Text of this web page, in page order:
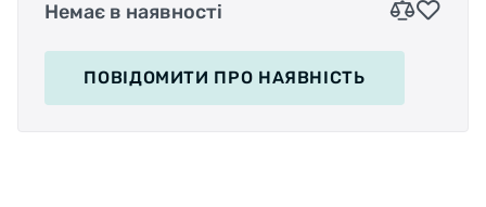
обладает долговечностью и отличной
износостойкостью.
Немає в наявності
ПОВІДОМИТИ ПРО НАЯВНІСТЬ